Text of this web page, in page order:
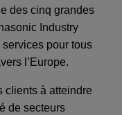
des cinq grandes
Industry
pour tous
l’Europe.
clients à atteindre
de secteurs